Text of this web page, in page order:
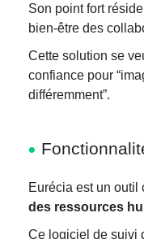
Son point fort
bien-être des
Cette solution se
confiance pour
différemment”.
Eurécia est un outil
des ressources
Ce logiciel de suivi